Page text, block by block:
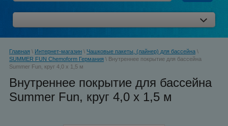
Главная \ Интернет-магазин \ Чашковые пакеты, (лайнер) для бассейна \
SUMMER FUN Chemoform Германия \ Внутреннее покрытие для бассейна
Summer Fun, круг 4,0 х 1,5 м
Внутреннее покрытие для бассейна
Summer Fun, круг 4,0 х 1,5 м